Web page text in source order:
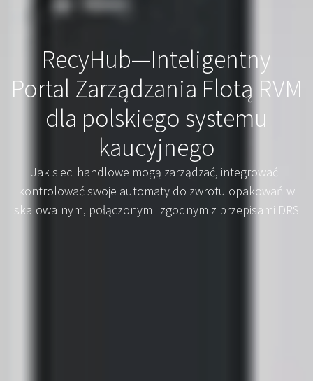
RecyHub—Inteligentny
Portal Zarządzania Flotą RVM
dla polskiego systemu
kaucyjnego
Jak sieci handlowe mogą zarządzać, integrować i
kontrolować swoje automaty do zwrotu opakowań w
skalowalnym, połączonym i zgodnym z przepisami DRS